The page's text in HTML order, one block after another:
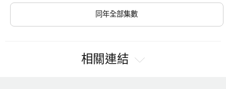
同年全部集數
相關連結